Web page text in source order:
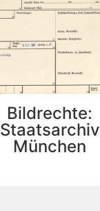
Bildrechte:
Staatsarchiv
München